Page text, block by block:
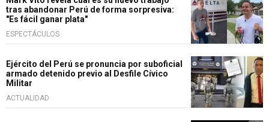
tras abandonar Perú de forma sorpresiva:
"Es fácil ganar plata"
ESPECTÁCULOS
Ejército del Perú se pronuncia por suboficial
armado detenido previo al Desfile Cívico
Militar
ACTUALIDAD